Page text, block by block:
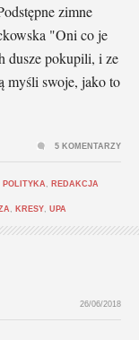
zimne
"Oni co je
dusze pokupili, i ze
myśli swoje, jako to
POLITYKA REDAKCJA
KRESY UPA
5 KOMENTARZY
26/06/2018